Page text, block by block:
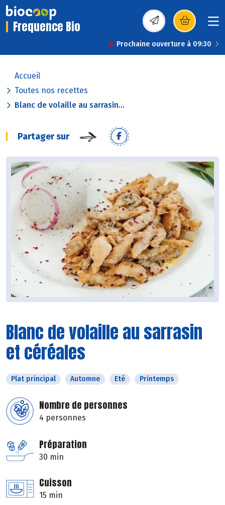
Frequence Bio (s’ouvre dans une
Prochaine ouverture à 09:30
Accueil
Toutes nos recettes
Blanc de volaille au sarrasin...
Partager sur
Blanc de volaille au sarrasin
et céréales
Plat principal Automne Eté Printemps
Nombre de personnes
4 personnes
Préparation
30 min
Cuisson
15 min